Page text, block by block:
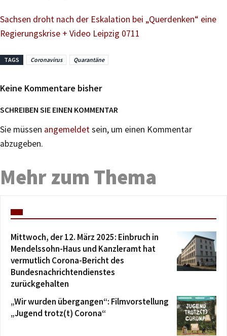
Sachsen droht nach der Eskalation bei „Querdenken“ eine
Regierungskrise + Video Leipzig 0711
TAGS Coronavirus Quarantäne
Keine Kommentare bisher
SCHREIBEN SIE EINEN KOMMENTAR
Sie müssen angemeldetsein, um einen Kommentar
abzugeben.
Mehr zum Thema
Mittwoch, der 12. März 2025: Einbruch in
Mendelssohn-Haus und Kanzleramt hat
vermutlich Corona-Bericht des
Bundesnachrichtendienstes
zurückgehalten
„Wir wurden übergangen“: Filmvorstellung
„Jugend trotz(t) Corona“